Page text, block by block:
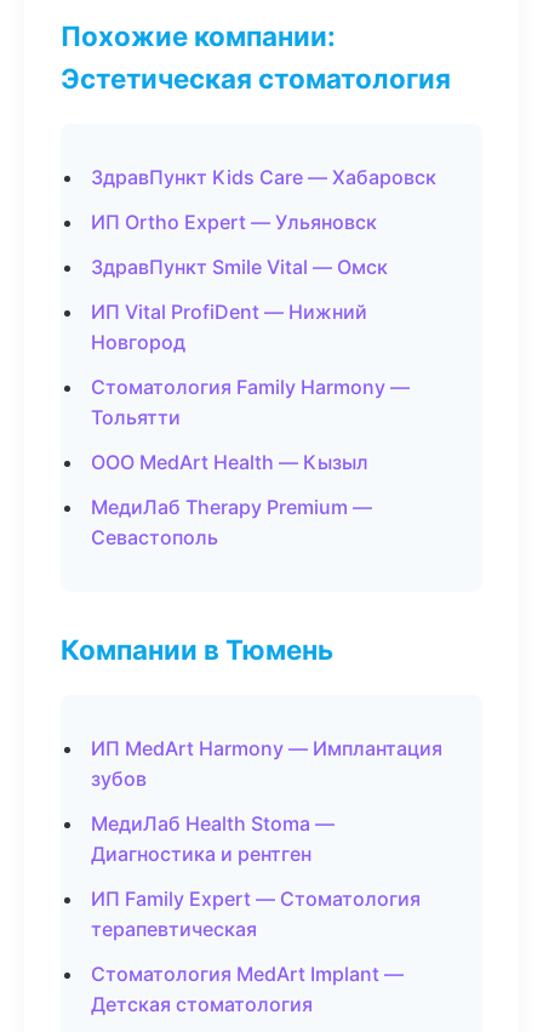
Похожие компании:
Эстетическая стоматология
ЗдравПункт Kids Care — Хабаровск
ИП Ortho Expert — Ульяновск
ЗдравПункт Smile Vital — Омск
ИП Vital ProfiDent — Нижний
Новгород
Стоматология Family Harmony —
Тольятти
ООО MedArt Health — Кызыл
МедиЛаб Therapy Premium —
Севастополь
Компании в Тюмень
ИП MedArt Harmony — Имплантация
зубов
МедиЛаб Health Stoma —
Диагностика и рентген
ИП Family Expert — Стоматология
терапевтическая
Стоматология MedArt Implant —
Детская стоматология